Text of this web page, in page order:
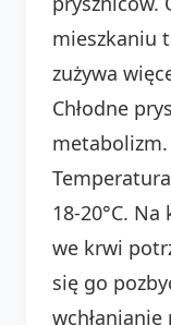
mieszkaniu
zużywa
Chłodne
18-20°C.
we krwi
się go